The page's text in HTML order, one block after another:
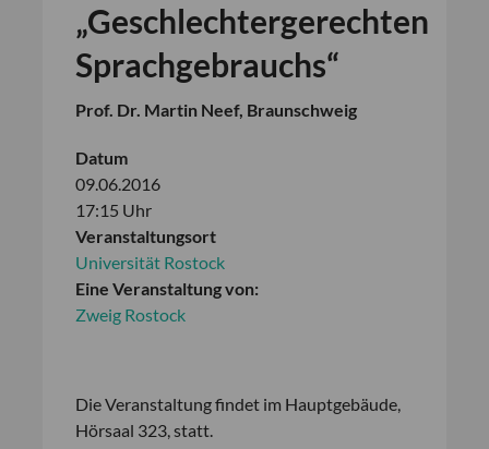
„Geschlechtergerechten
Sprachgebrauchs“
Prof. Dr. Martin Neef, Braunschweig
Datum
09.06.2016
17:15 Uhr
Veranstaltungsort
Universität Rostock
Eine Veranstaltung von:
Zweig Rostock
Die Veranstaltung findet im Hauptgebäude,
Hörsaal 323, statt.